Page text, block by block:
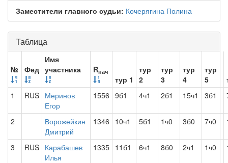
Заместители главного судьи: Кочерягина Полина
Таблица
№ Фед
Имя
участника
Rнач
тур 1
тур
2
тур
3
тур
4
тур
5
1
RUS Меринов
Егор
1556 9б1 4ч1 2б1 15ч1 3б1
2
Ворожейкин
Дмитрий
1346 10ч1 5б1 1ч0 3б0 7ч0
3 RUS Карабашев
Илья
1335 11б1 6ч1 8б0 2ч1 1ч0